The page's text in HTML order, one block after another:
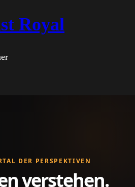
Royal
DER PERSPEKTIVEN
verstehen.